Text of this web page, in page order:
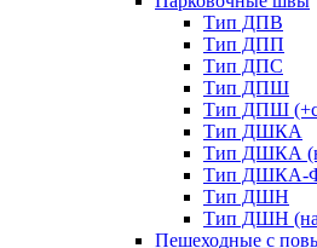
Тип ДПВ
Тип ДПП
Тип ДПС
Тип ДПШ
Тип ДПШ
Тип ДШКА
Тип ДШКА
Тип ДШКА-
Тип ДШН
Тип ДШН (на
Пешеходные с